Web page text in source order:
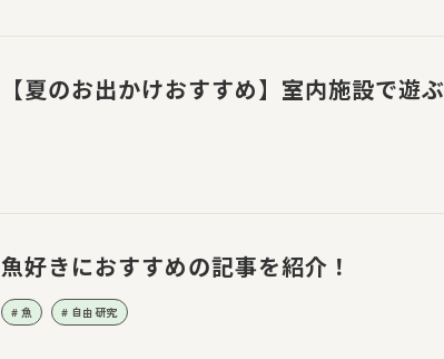
【夏のお出かけおすすめ】室内施設で遊ぶ
魚好きにおすすめの記事を紹介！
魚 自由研究